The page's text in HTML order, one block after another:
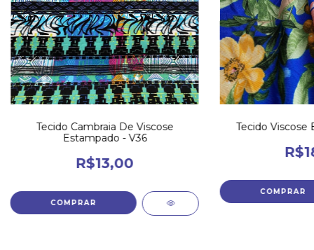
Tecido Cambraia De Viscose
Estampado - V36
R$13,00
Tecido Viscose